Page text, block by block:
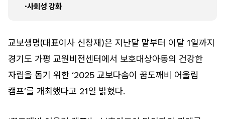
·사회성 강화
교보생명(대표이사 신창재)은 지난달 말부터 이달 1일까지
경기도 가평 교원비전센터에서 보호대상아동의 건강한
자립을 돕기 위한 ‘2025 교보다솜이 꿈도깨비 어울림
캠프’를 개최했다고 21일 밝혔다.